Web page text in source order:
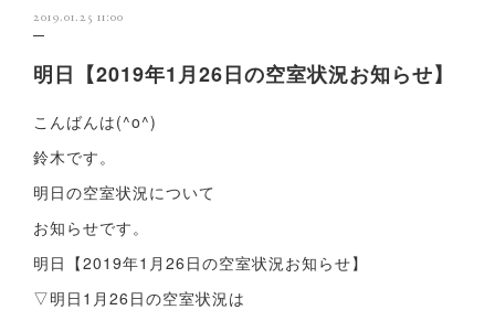
2019.01.25 11:00
明日【2019年1月26日の空室状況お知らせ】
こんばんは(^o^)
鈴木です。
明日の空室状況について
お知らせです。
明日【2019年1月26日の空室状況お知らせ】
▽明日1月26日の空室状況は